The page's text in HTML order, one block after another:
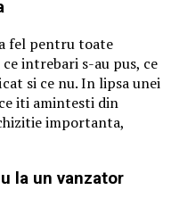
fel pentru toate
intrebari s-au pus, ce
si ce nu. In lipsa unei
iti amintesti din
importanta,
la un vanzator